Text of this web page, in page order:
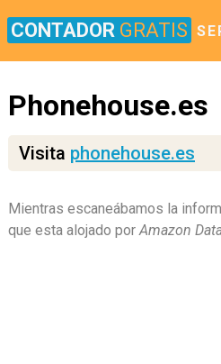
CONTADOR GRATIS
Phonehouse.es
Visita phonehouse.es
Mientras escaneábamos la
que esta alojado porAmazon